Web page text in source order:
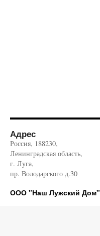
Адрес
Россия, 188230,
Ленинградская область,
г. Луга,
пр. Володарского д.30
ООО "Наш Лужский Дом"